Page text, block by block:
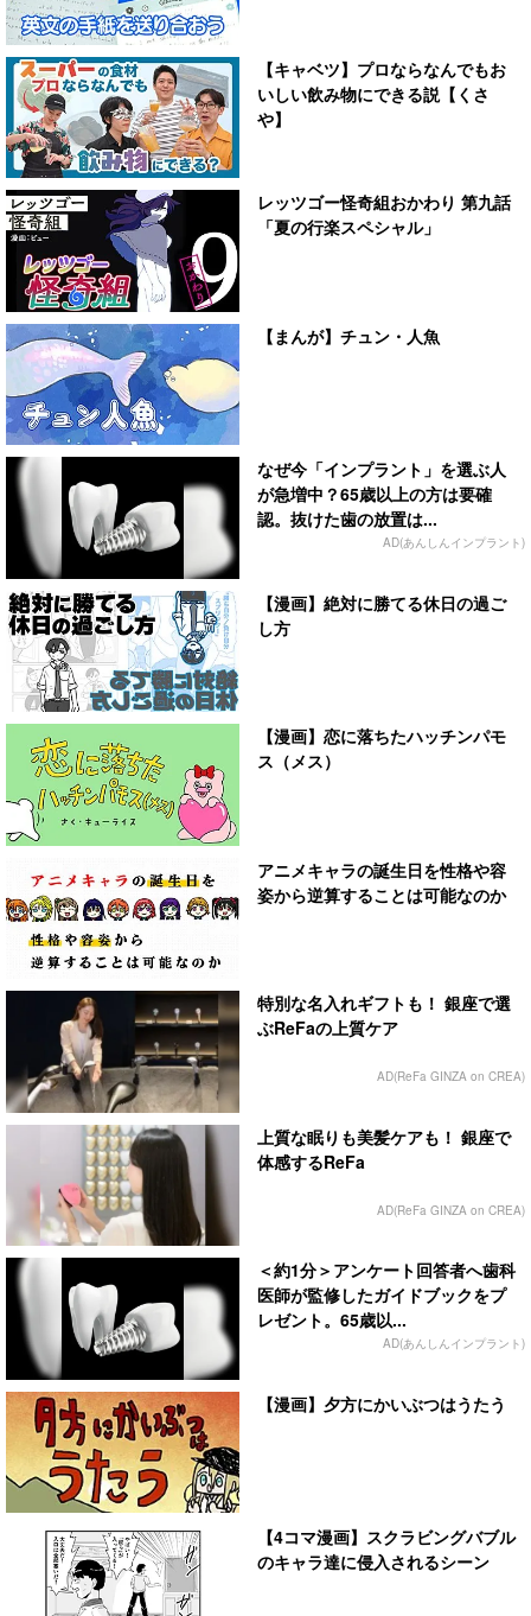
【キャベツ】プロならなんでもお
いしい飲み物にできる説【くさ
や】
レッツゴー怪奇組おかわり 第九話
「夏の行楽スペシャル」
【まんが】チュン・人魚
なぜ今「インプラント」を選ぶ人
が急増中？65歳以上の方は要確
認。抜けた歯の放置は...
AD(あんしんインプラント)
【漫画】絶対に勝てる休日の過ご
し方
【漫画】恋に落ちたハッチンパモ
ス（メス）
アニメキャラの誕生日を性格や容
姿から逆算することは可能なのか
特別な名入れギフトも！ 銀座で選
ぶReFaの上質ケア
AD(ReFa GINZA on CREA)
上質な眠りも美髪ケアも！ 銀座で
体感するReFa
AD(ReFa GINZA on CREA)
＜約1分＞アンケート回答者へ歯科
医師が監修したガイドブックをプ
レゼント。65歳以...
AD(あんしんインプラント)
【漫画】夕方にかいぶつはうたう
【4コマ漫画】スクラビングバブル
のキャラ達に侵入されるシーン